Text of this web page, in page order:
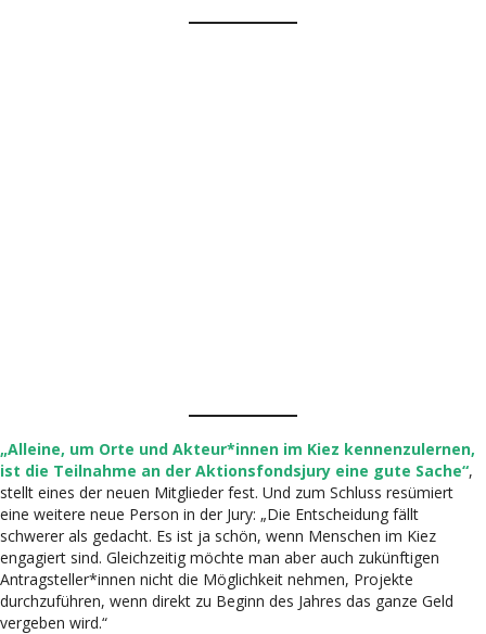
„Alleine, um Orte und Akteur*innen im Kiez kennenzulernen,
ist die Teilnahme an der Aktionsfondsjury eine gute Sache“,
stellt eines der neuen Mitglieder fest. Und zum Schluss resümiert
eine weitere neue Person in der Jury: „Die Entscheidung fällt
schwerer als gedacht. Es ist ja schön, wenn Menschen im Kiez
engagiert sind. Gleichzeitig möchte man aber auch zukünftigen
Antragsteller*innen nicht die Möglichkeit nehmen, Projekte
durchzuführen, wenn direkt zu Beginn des Jahres das ganze Geld
vergeben wird.“